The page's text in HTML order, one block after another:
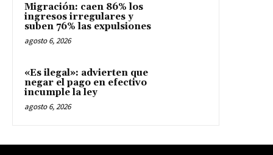
Migración: caen 86% los
ingresos irregulares y
suben 76% las expulsiones
agosto 6, 2026
«Es ilegal»: advierten que
negar el pago en efectivo
incumple la ley
agosto 6, 2026